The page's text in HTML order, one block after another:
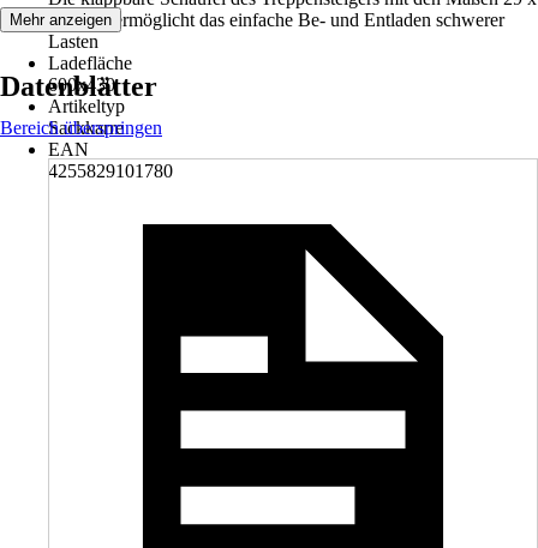
27,5 cm ermöglicht das einfache Be- und Entladen schwerer
Lasten
Ladefläche
600x430
Artikeltyp
Sackkarre
EAN
4255829101780
Mehr anzeigen
Datenblätter
Bereich überspringen